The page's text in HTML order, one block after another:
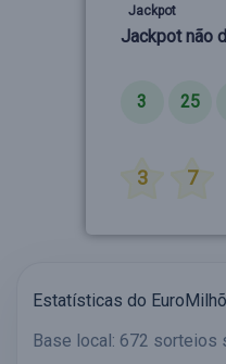
Jackpot
Jackpot não
3 25
3 7
Estatísticas do
Base local: 672 sorteios